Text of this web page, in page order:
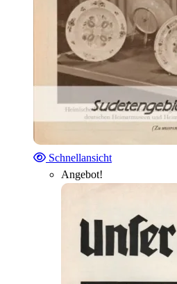
Schnellansicht
Angebot!